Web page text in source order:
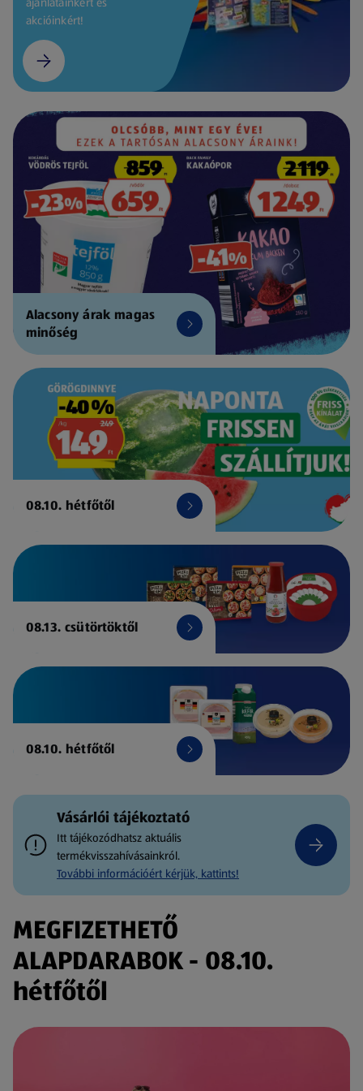
akcióinkért!
Alacsony árak magas
minőség
08.10. hétfőtől
08.13. csütörtöktől
08.10. hétfőtől
Vásárlói tájékoztató
Itt tájékozódhatsz aktuális
termékvisszahívásainkról.
További információért kérjük, kattints!
MEGFIZETHETŐ
ALAPDARABOK - 08.10.
hétfőtől